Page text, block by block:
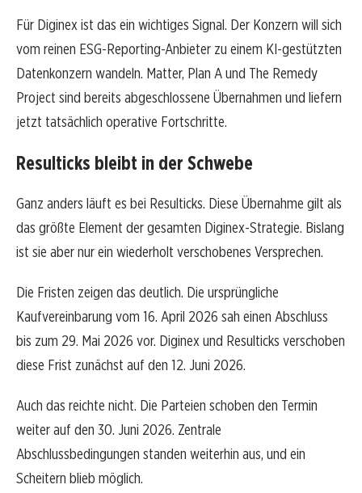
Für Diginex ist das ein wichtiges Signal. Der Konzern will sich
vom reinen ESG-Reporting-Anbieter zu einem KI-gestützten
Datenkonzern wandeln. Matter, Plan A und The Remedy
Project sind bereits abgeschlossene Übernahmen und liefern
jetzt tatsächlich operative Fortschritte.
Resulticks bleibt in der Schwebe
Ganz anders läuft es bei Resulticks. Diese Übernahme gilt als
das größte Element der gesamten Diginex-Strategie. Bislang
ist sie aber nur ein wiederholt verschobenes Versprechen.
Die Fristen zeigen das deutlich. Die ursprüngliche
Kaufvereinbarung vom 16. April 2026 sah einen Abschluss
bis zum 29. Mai 2026 vor. Diginex und Resulticks verschoben
diese Frist zunächst auf den 12. Juni 2026.
Auch das reichte nicht. Die Parteien schoben den Termin
weiter auf den 30. Juni 2026. Zentrale
Abschlussbedingungen standen weiterhin aus, und ein
Scheitern blieb möglich.